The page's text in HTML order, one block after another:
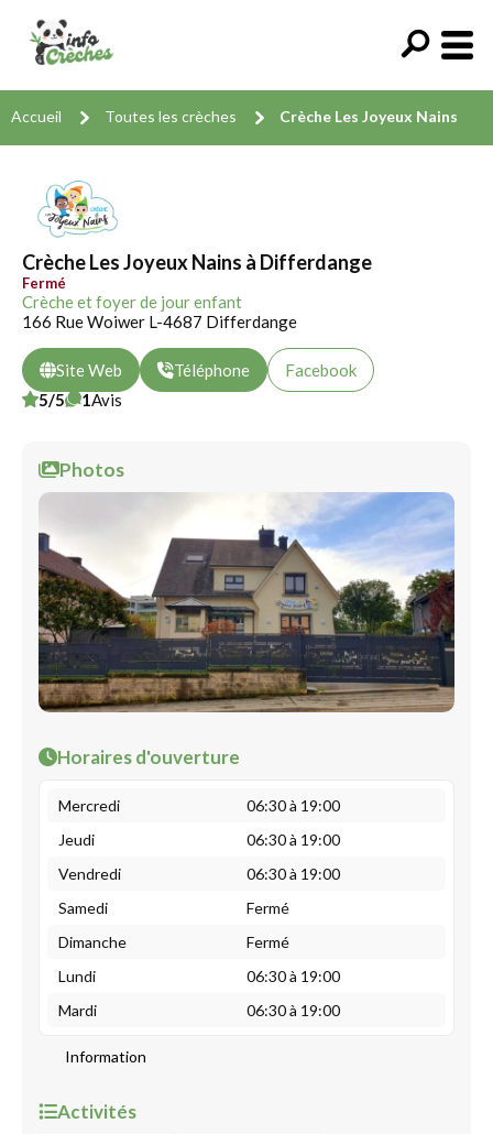
Accueil Toutes les crèches Crèche Les Joyeux Nains
Crèche Les Joyeux Nains à Differdange
Fermé
Crèche et foyer de jour enfant
166 Rue Woiwer L-4687 Differdange
Site Web Téléphone
Facebook
5/5
1Avis
Photos
Horaires d'ouverture
Mercredi
06:30 à 19:00
Jeudi
06:30 à 19:00
Vendredi
06:30 à 19:00
Samedi
Fermé
Dimanche
Fermé
Lundi
06:30 à 19:00
Mardi
06:30 à 19:00
Information
Activités